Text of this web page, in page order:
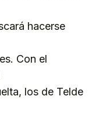
hacerse
Con el
los de Telde